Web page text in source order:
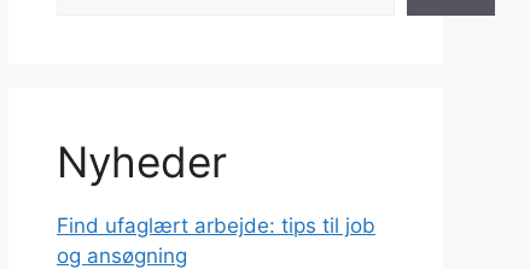
Nyheder
Find ufaglært arbejde: tips til job
og ansøgning